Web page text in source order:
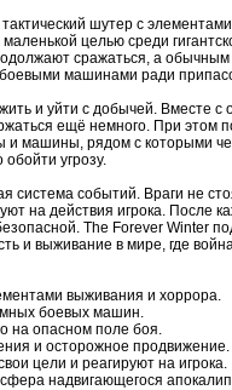
шутер с
целью среди
сражаться, а
машинами ради
и уйти с добычей. Вместе
ещё немного. При этом
и машины, рядом с которыми
угрозу.
система событий. Враги не
на действия игрока. После
The Forever Winter
и выживание в мире, где
выживания и хоррора.
боевых машин.
на опасном поле боя.
и осторожное продвижение.
цели и реагируют на игрока.
надвигающегося